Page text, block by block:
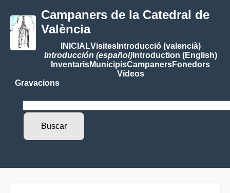
Campaners de la Catedral de
València
INICIALVisitesIntroducció (valencià)
Introducción (español)Introduction (English)
InventarisMunicipisCampanersFonedors
Vídeos
Gravacions